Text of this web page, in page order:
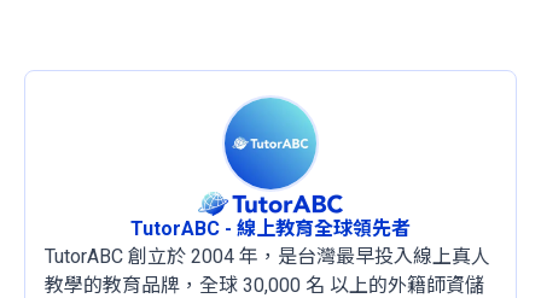
TutorABC - 線上教育全球領先者
TutorABC 創立於 2004 年，是台灣最早投入線上真人
教學的教育品牌，全球 30,000 名 以上的外籍師資儲